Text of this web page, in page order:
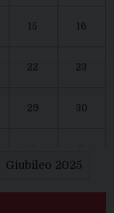
15 16
22 23
29 30
Giubileo 2025